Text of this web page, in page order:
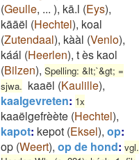
(Geulle, ... ), kā.l (Eys),
kāāël (Hechtel), koal
(Zutendaal), kààl (Venlo),
káál (Heerlen), t ès kaol
(Bilzen), Spelling: &lt;`&gt; =
sjwa. kaaël (Kaulille),
kaalgevreten: 1x
kaaëlgefrèète (Hechtel),
kapot: kepot (Eksel), op:
op (Weert), op de hond: vgl.